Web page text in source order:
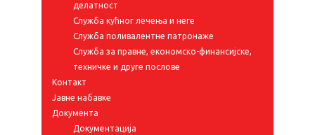
делатност
Служба кућног лечења и неге
Служба поливалентне патронаже
Служба за правне, економско-финансијске,
техничке и друге послове
Контакт
Јавне набавке
Документа
Документација